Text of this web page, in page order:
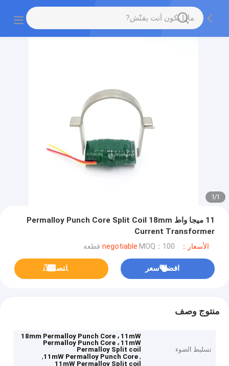
1
/
1
11 ميجا واط Permalloy Punch Core Split Coil 18mm
Current Transformer
الأسعار：negotiable MOQ：100 قطعة
افضل سعر ﺎﺘﺼﻟ ﺍﻶﻧ
منتوج وصف
تسليط الضوء
18mm Permalloy Punch Core ، 11mW
Permalloy Punch Core ، 11mW
Permalloy Split coil
,
11mW Permalloy Punch Core
,
11mW Permalloy Split coil